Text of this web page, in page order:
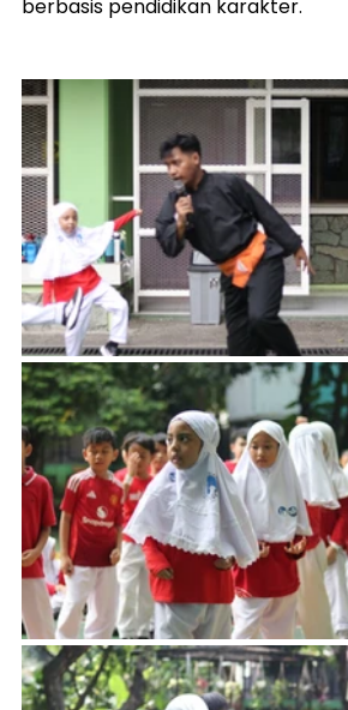
berbasis pendidikan karakter.